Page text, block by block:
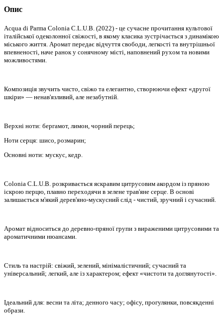
Опис
Acqua di Parma Colonia C.L.U.B. (2022) - це сучасне прочитання культової
італійської одеколонної свіжості, в якому класика зустрічається з динамікою
міського життя. Аромат передає відчуття свободи, легкості та внутрішньої
впевненості, наче ранок у сонячному місті, наповнений рухом та новими
можливостями.
Композиція звучить чисто, свіжо та елегантно, створюючи ефект «другої
шкіри» — ненав'язливий, але незабутній.
Верхні ноти: бергамот, лимон, чорний перець;
Ноти серця: шисо, розмарин;
Основні ноти: мускус, кедр.
Colonia C.L.U.B. розкривається яскравим цитрусовим акордом із пряною
іскрою перцю, плавно переходячи в зелене трав'яне серце. В основі
залишається м'який дерев'яно-мускусний слід - чистий, зручний і сучасний.
Аромат відноситься до деревно-пряної групи з вираженими цитрусовими та
ароматичними нюансами.
Стиль та настрій: свіжий, зелений, мінімалістичний; сучасний та
універсальний; легкий, але із характером; ефект «чистоти та доглянутості».
Ідеальний для: весни та літа; денного часу; офісy, прогулянки, повсякденні
образи.